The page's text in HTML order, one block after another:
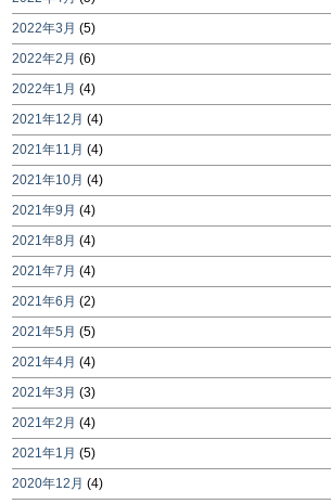
2022年3月 (5)
2022年2月 (6)
2022年1月 (4)
2021年12月 (4)
2021年11月 (4)
2021年10月 (4)
2021年9月 (4)
2021年8月 (4)
2021年7月 (4)
2021年6月 (2)
2021年5月 (5)
2021年4月 (4)
2021年3月 (3)
2021年2月 (4)
2021年1月 (5)
2020年12月 (4)